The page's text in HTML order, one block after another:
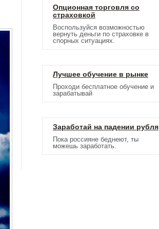
Опционная торговля со
страховкой
Воспользуйся возможностью
вернуть деньги по страховке в
спорных ситуациях.
Лучшее обучение в рынке
Проходи бесплатное обучение и
зарабатывай
Заработай на падении рубля
Пока россияне беднеют, ты
можешь заработать.